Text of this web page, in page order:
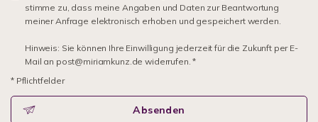
stimme zu, dass meine Angaben und Daten zur Beantwortung
meiner Anfrage elektronisch erhoben und gespeichert werden.
Hinweis: Sie können Ihre Einwilligung jederzeit für die Zukunft per E-
Mail an post@miriamkunz.de widerrufen. *
* Pflichtfelder
Absenden